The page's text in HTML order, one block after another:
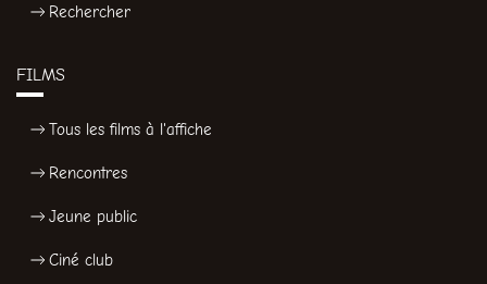
Rechercher
FILMS
Tous les films à l'affiche
Rencontres
Jeune public
Ciné club